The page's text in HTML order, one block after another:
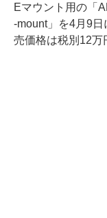
Eマウント用の「
-mount」を4月9
売価格は税別12万